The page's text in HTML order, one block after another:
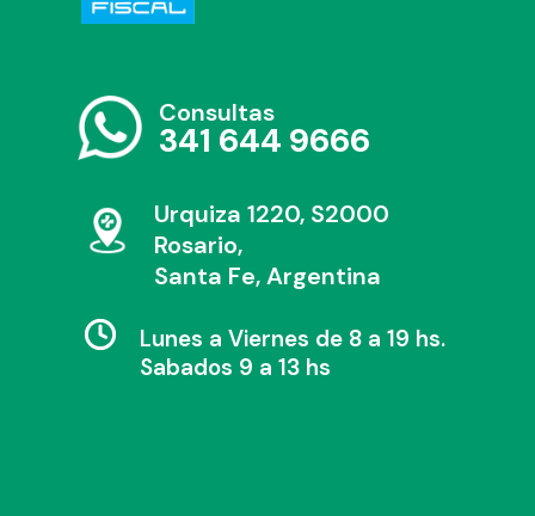
Consultas
341 644 9666
Urquiza 1220, S2000
Rosario,
Santa Fe, Argentina
Lunes a Viernes de 8 a 19 hs.
Sabados 9 a 13 hs